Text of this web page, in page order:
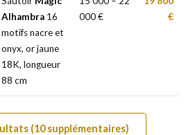
Alhambra 16
motifs nacre et
onyx, or jaune
18K, longueur
88 cm
000 €
€
(10 supplémentaires)